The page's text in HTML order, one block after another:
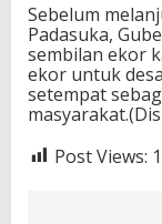
Sebelum
Padasuka,
sembilan ekor
ekor untuk
setempat
Post Views: